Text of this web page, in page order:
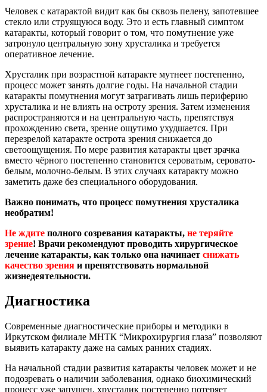
Человек с катарактой видит как бы сквозь пелену, запотевшее
стекло или струящуюся воду. Это и есть главный симптом
катаракты, который говорит о том, что помутнение уже
затронуло центральную зону хрусталика и требуется
оперативное лечение.
Хрусталик при возрастной катаракте мутнеет постепенно,
процесс может занять долгие годы. На начальной стадии
катаракты помутнения могут затрагивать лишь периферию
хрусталика и не влиять на остроту зрения. Затем изменения
распространяются и на центральную часть, препятствуя
прохождению света, зрение ощутимо ухудшается. При
перезрелой катаракте острота зрения снижается до
светоощущения. По мере развития катаракты цвет зрачка
вместо чёрного постепенно становится сероватым, серовато-
белым, молочно-белым. В этих случаях катаракту можно
заметить даже без специального оборудования.
Важно понимать, что процесс помутнения хрусталика
необратим!
Не ждите полного созревания катаракты, не теряйте
зрение! Врачи рекомендуют проводить хирургическое
лечение катаракты, как только она начинает снижать
качество зрения и препятствовать нормальной
жизнедеятельности.
Диагностика
Современные диагностические приборы и методики в
Иркутском филиале МНТК “Микрохирургия глаза” позволяют
выявить катаракту даже на самых ранних стадиях.
На начальной стадии развития катаракты человек может и не
подозревать о наличии заболевания, однако биохимический
процесс уже запущен, хрусталик постепенно потеряет